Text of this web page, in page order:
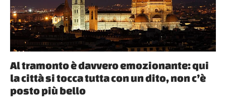
Al tramonto è davvero emozionante: qui
la città si tocca tutta con un dito, non c’è
posto più bello